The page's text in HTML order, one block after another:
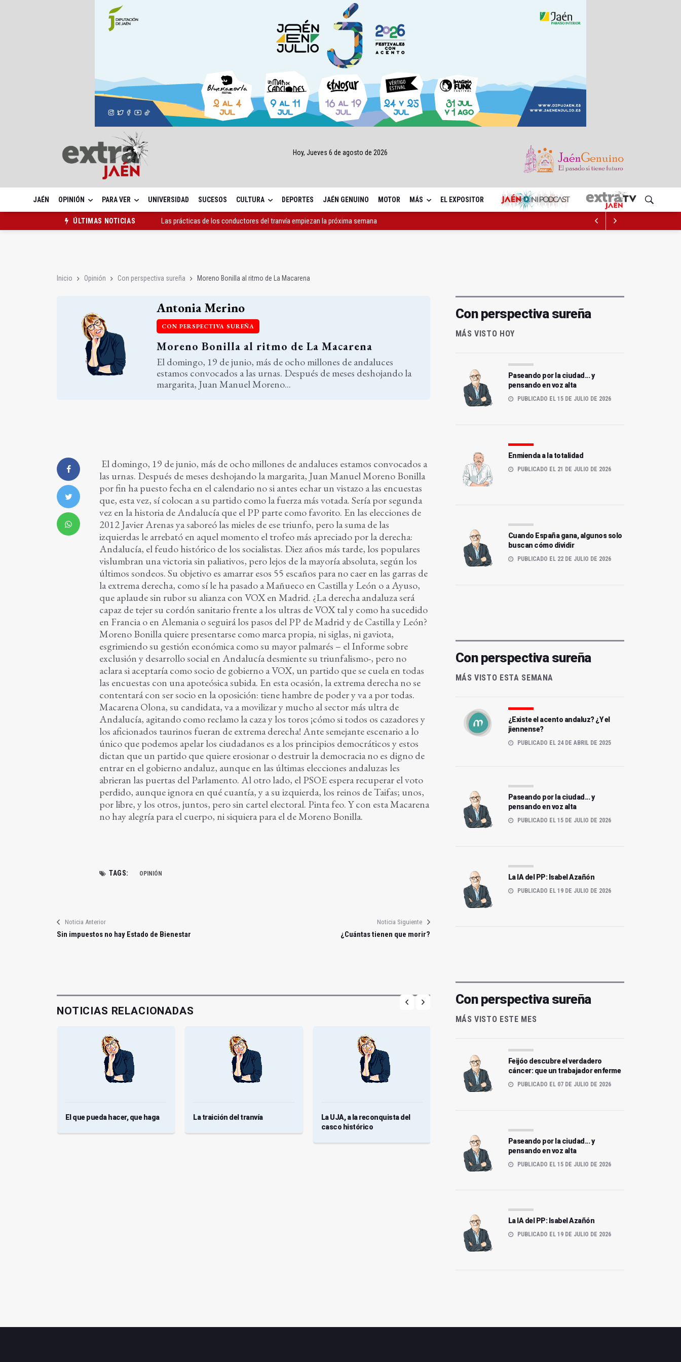
Hoy, Jueves 6 de agosto de 2026
JAÉN OPINIÓN PARA VER UNIVERSIDAD SUCESOS CULTURA DEPORTES JAÉN GENUINO MOTOR MÁS EL EXPOSITOR
ÚLTIMAS NOTICIAS
La ONCE eleva en 2025 a 4,07 millones su inversión social en la provincia
Inicio Opinión Con perspectiva sureña Moreno Bonilla al ritmo de La Macarena
Antonia Merino
CON PERSPECTIVA SUREÑA
Moreno Bonilla al ritmo de La Macarena
El domingo, 19 de junio, más de ocho millones de andaluces
estamos convocados a las urnas. Después de meses deshojando la
margarita, Juan Manuel Moreno...
El domingo, 19 de junio, más de ocho millones de andaluces estamos convocados a
las urnas. Después de meses deshojando la margarita, Juan Manuel Moreno Bonilla
por fin ha puesto fecha en el calendario no si antes echar un vistazo a las encuestas
que, esta vez, sí colocan a su partido como la fuerza más votada. Sería por segunda
vez en la historia de Andalucía que el PP parte como favorito. En las elecciones de
2012 Javier Arenas ya saboreó las mieles de ese triunfo, pero la suma de las
izquierdas le arrebató en aquel momento el trofeo más apreciado por la derecha:
Andalucía, el feudo histórico de los socialistas. Diez años más tarde, los populares
vislumbran una victoria sin paliativos, pero lejos de la mayoría absoluta, según los
últimos sondeos. Su objetivo es amarrar esos 55 escaños para no caer en las garras de
la extrema derecha, como sí le ha pasado a Mañueco en Castilla y León o a Ayuso,
que aplaude sin rubor su alianza con VOX en Madrid. ¿La derecha andaluza será
capaz de tejer su cordón sanitario frente a los ultras de VOX tal y como ha sucedido
en Francia o en Alemania o seguirá los pasos del PP de Madrid y de Castilla y León?
Moreno Bonilla quiere presentarse como marca propia, ni siglas, ni gaviota,
esgrimiendo su gestión económica como su mayor palmarés – el Informe sobre
exclusión y desarrollo social en Andalucía desmiente su triunfalismo-, pero no
aclara si aceptaría como socio de gobierno a VOX, un partido que se cuela en todas
las encuestas con una apoteósica subida. En esta ocasión, la extrema derecha no se
contentará con ser socio en la oposición: tiene hambre de poder y va a por todas.
Macarena Olona, su candidata, va a movilizar y mucho al sector más ultra de
Andalucía, agitando como reclamo la caza y los toros ¡cómo si todos os cazadores y
los aficionados taurinos fueran de extrema derecha! Ante semejante escenario a lo
único que podemos apelar los ciudadanos es a los principios democráticos y estos
dictan que un partido que quiere erosionar o destruir la democracia no es digno de
entrar en el gobierno andaluz, aunque en las últimas elecciones andaluzas les
abrieran las puertas del Parlamento. Al otro lado, el PSOE espera recuperar el voto
perdido, aunque ignora en qué cuantía, y a su izquierda, los reinos de Taifas; unos,
por libre, y los otros, juntos, pero sin cartel electoral. Pinta feo. Y con esta Macarena
no hay alegría para el cuerpo, ni siquiera para el de Moreno Bonilla.
TAGS: OPINIÓN
Noticia Anterior
Sin impuestos no hay Estado de Bienestar
Noticia Siguiente
¿Cuántas tienen que morir?
NOTICIAS RELACIONADAS
El que pueda hacer, que haga La traición del tranvía
La UJA, a la reconquista del
casco histórico
Con perspectiva sureña
MÁS VISTO HOY
Paseando por la ciudad... y
pensando en voz alta
PUBLICADO EL 15 DE JULIO DE 2026
Enmienda a la totalidad
PUBLICADO EL 21 DE JULIO DE 2026
Cuando España gana, algunos solo
buscan cómo dividir
PUBLICADO EL 22 DE JULIO DE 2026
Con perspectiva sureña
MÁS VISTO ESTA SEMANA
¿Existe el acento andaluz? ¿Y el
jiennense?
PUBLICADO EL 24 DE ABRIL DE 2025
Paseando por la ciudad... y
pensando en voz alta
PUBLICADO EL 15 DE JULIO DE 2026
La IA del PP: Isabel Azañón
PUBLICADO EL 19 DE JULIO DE 2026
Con perspectiva sureña
MÁS VISTO ESTE MES
Feijóo descubre el verdadero
cáncer: que un trabajador enferme
PUBLICADO EL 07 DE JULIO DE 2026
Paseando por la ciudad... y
pensando en voz alta
PUBLICADO EL 15 DE JULIO DE 2026
La IA del PP: Isabel Azañón
PUBLICADO EL 19 DE JULIO DE 2026